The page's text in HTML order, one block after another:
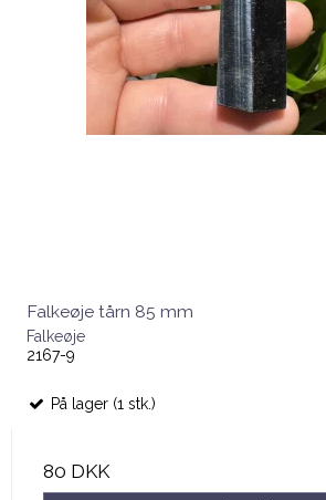
Falkeøje tårn 85 mm
Falkeøje
2167-9
På lager (1 stk.)
80 DKK